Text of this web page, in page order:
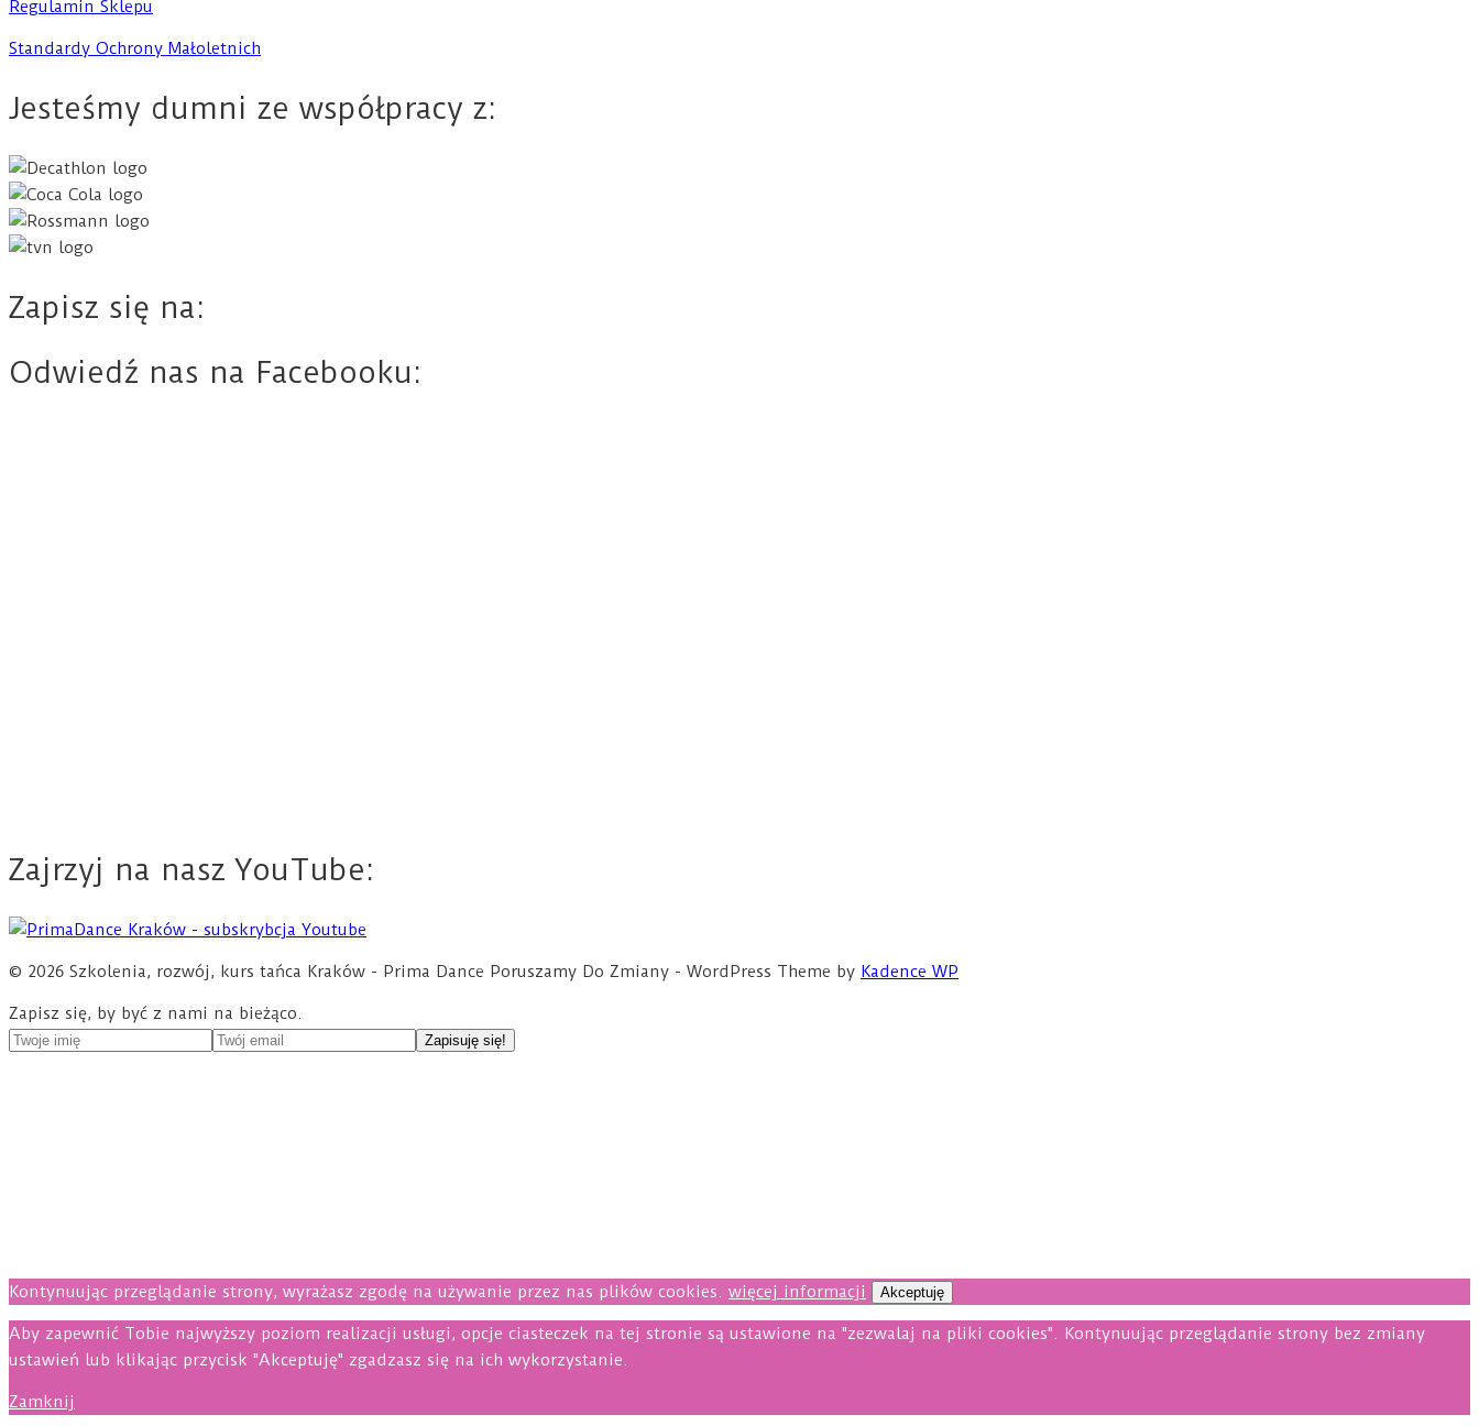
Regulamin Sklepu
Standardy Ochrony Małoletnich
Jesteśmy dumni ze współpracy z:
Zapisz się na:
Odwiedź nas na Facebooku:
Zajrzyj na nasz YouTube:
© 2026 Szkolenia, rozwój, kurs tańca Kraków - Prima Dance Poruszamy Do Zmiany - WordPress Theme by Kadence WP
Zapisz się, by być z nami na bieżąco.
Kontynuując przeglądanie strony, wyrażasz zgodę na używanie przez nas plików cookies. więcej informacji Akceptuję
Aby zapewnić Tobie najwyższy poziom realizacji usługi, opcje ciasteczek na tej stronie są ustawione na "zezwalaj na pliki cookies". Kontynuując przeglądanie strony bez zmiany
ustawień lub klikając przycisk "Akceptuję" zgadzasz się na ich wykorzystanie.
Zamknij